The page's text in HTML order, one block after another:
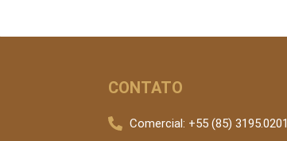
CONTATO
Comercial: +55 (85) 3195.0201